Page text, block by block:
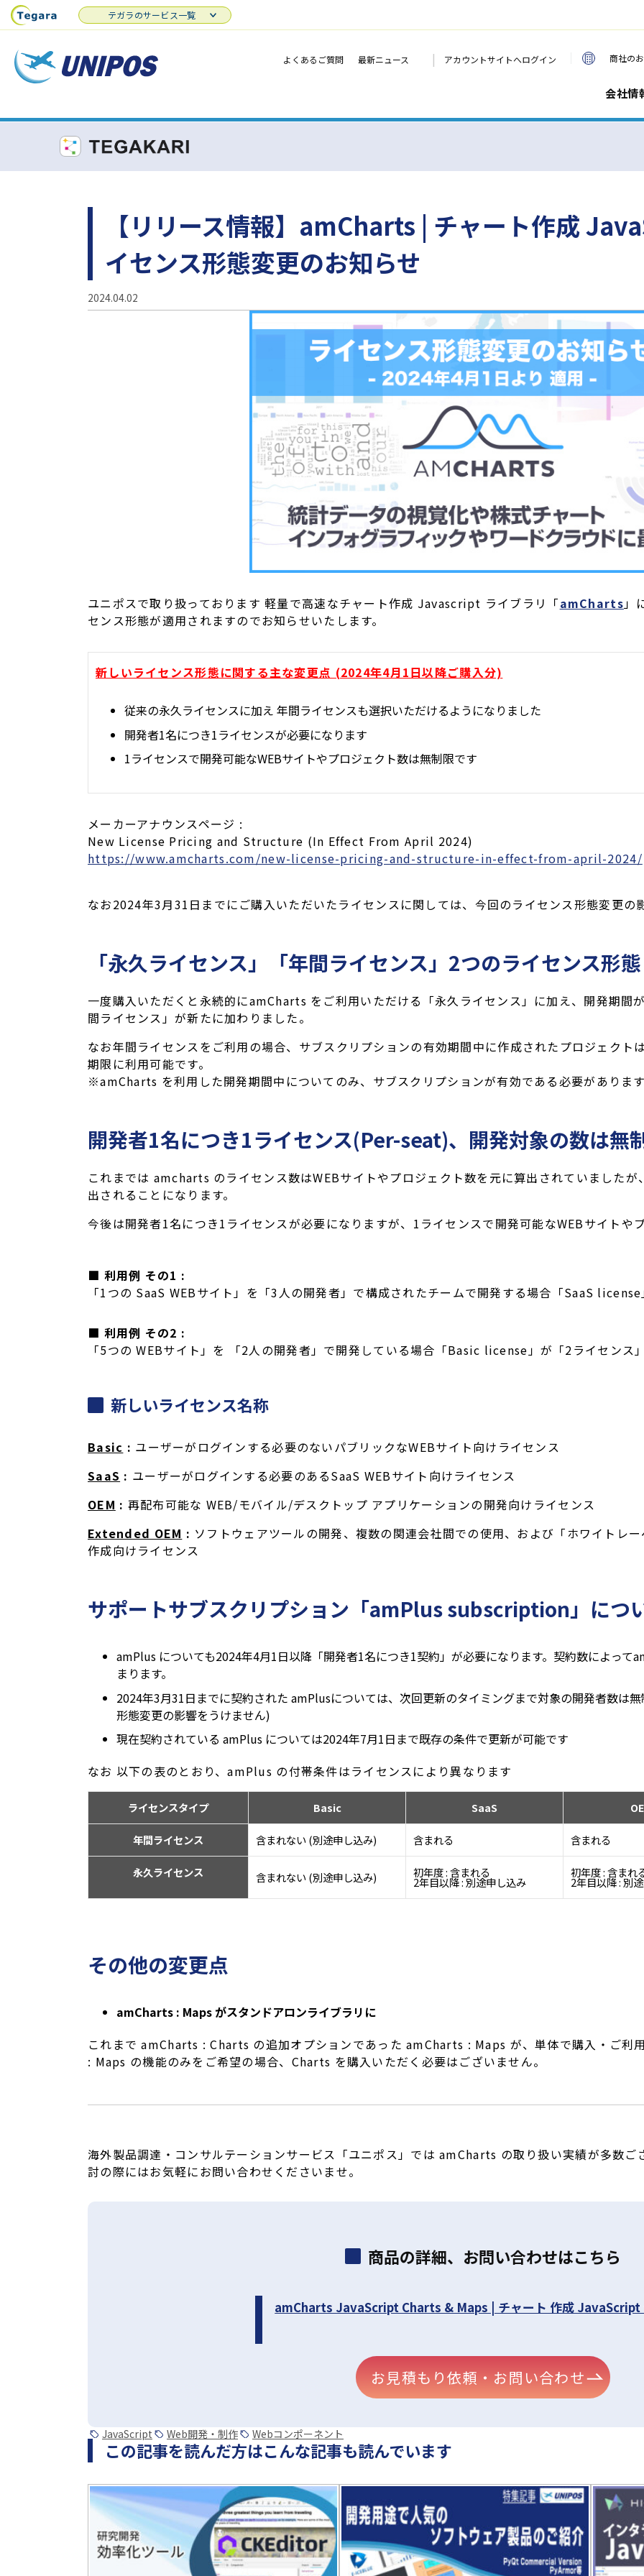
よくあるご質問 最新ニュース | アカウントサイトへログイン 商社の
会社情
テガラのサービス一覧
【リリース情報】amCharts | チャート作成
イセンス形態変更のお知らせ
2024.04.02
ユニポスで取り扱っております 軽量で高速なチャート作成 Javascript ライブラリ「amCharts」
センス形態が適用されますのでお知らせいたします。
新しいライセンス形態に関する主な変更点 (2024年4月1日以降ご購入分)
従来の永久ライセンスに加え 年間ライセンスも選択いただけるようになりました
開発者1名につき1ライセンスが必要になります
1ライセンスで開発可能なWEBサイトやプロジェクト数は無制限です
メーカーアナウンスページ :
New License Pricing and Structure (In Effect From April 2024)
https://www.amcharts.com/new-license-pricing-and-structure-in-effect-from-april-2024/
なお2024年3月31日までにご購入いただいたライセンスに関しては、今回のライセンス形態変更の
「永久ライセンス」「年間ライセンス」2つのライセンス形態
一度購入いただくと永続的にamCharts をご利用いただける「永久ライセンス」に加え、開発期間
間ライセンス」が新たに加わりました。
なお年間ライセンスをご利用の場合、サブスクリプションの有効期間中に作成されたプロジェクト
期限に利用可能です。
※amCharts を利用した開発期間中についてのみ、サブスクリプションが有効である必要があります
開発者1名につき1ライセンス(Per-seat)、開発対象の数は無
これまでは amcharts のライセンス数はWEBサイトやプロジェクト数を元に算出されていました
出されることになります。
今後は開発者1名につき1ライセンスが必要になりますが、1ライセンスで開発可能なWEBサイトや
■ 利用例 その1 :
「1つの SaaS WEBサイト」を「3人の開発者」で構成されたチームで開発する場合「SaaS
■ 利用例 その2 :
「5つの WEBサイト」を 「2人の開発者」で開発している場合「Basic license」が「2ライセンス
新しいライセンス名称
Basic : ユーザーがログインする必要のないパブリックなWEBサイト向けライセンス
SaaS : ユーザーがログインする必要のあるSaaS WEBサイト向けライセンス
OEM : 再配布可能な WEB/モバイル/デスクトップ アプリケーションの開発向けライセンス
Extended OEM : ソフトウェアツールの開発、複数の関連会社間での使用、および「ホワイトレ
作成向けライセンス
サポートサブスクリプション「amPlus subscription」につ
amPlus についても2024年4月1日以降「開発者1名につき1契約」が必要になります。契約数によって
まります。
2024年3月31日までに契約された amPlusについては、次回更新のタイミングまで対象の開発者数は
形態変更の影響をうけません)
現在契約されている amPlus については2024年7月1日まで既存の条件で更新が可能です
なお 以下の表のとおり、amPlus の付帯条件はライセンスにより異なります
ライセンスタイプ Basic SaaS
年間ライセンス 含まれない (別途申し込み) 含まれる 含まれる
永久ライセンス 含まれない (別途申し込み) 初年度 : 含まれる
2年目以降 : 別途申し込み
初年度 : 含まれ
2年目以降 : 別
その他の変更点
amCharts : Maps がスタンドアロンライブラリに
これまで amCharts : Charts の追加オプションであった amCharts : Maps が、単体で購入・ご利
: Maps の機能のみをご希望の場合、Charts を購入いただく必要はございません。
海外製品調達・コンサルテーションサービス「ユニポス」では amCharts の取り扱い実績が多数
討の際にはお気軽にお問い合わせくださいませ。
商品の詳細、お問い合わせはこちら
amCharts JavaScript Charts & Maps | チャート 作成 JavaScript
お見積もり依頼・お問い合わせ
JavaScript Web開発・制作 Webコンポーネント
この記事を読んだ方はこんな記事も読んでいます